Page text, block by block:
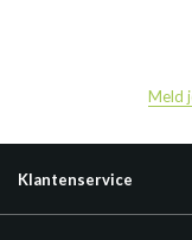
Meld
Klantenservice